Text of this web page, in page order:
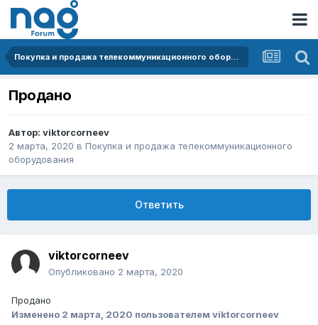
Покупка и продажа телекоммуникационного оборудования
Продано
Автор: viktorcorneev
2 марта, 2020 в Покупка и продажа телекоммуникационного
оборудования
Ответить
viktorcorneev
Опубликовано 2 марта, 2020
Продано
Изменено 2 марта, 2020 пользователем viktorcorneev